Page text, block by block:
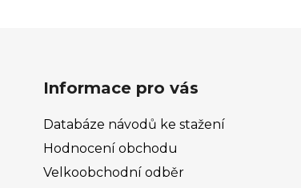
Informace pro vás
Databáze návodů ke stažení
Hodnocení obchodu
Velkoobchodní odběr